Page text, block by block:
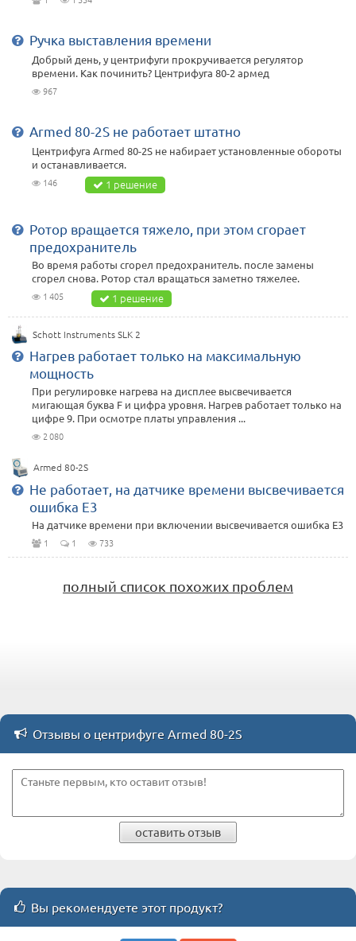
Ручка выставления времени
Добрый день, у центрифуги прокручивается регулятор
времени. Как починить? Центрифуга 80-2 армед
967
Armed 80-2S не работает штатно
Центрифуга Armed 80-2S не набирает установленные обороты
и останавливается.
146 1 решение
Ротор вращается тяжело, при этом сгорает
предохранитель
Во время работы сгорел предохранитель. после замены
сгорел снова. Ротор стал вращаться заметно тяжелее.
1 405 1 решение
Schott Instruments SLK 2
Нагрев работает только на максимальную
мощность
При регулировке нагрева на дисплее высвечивается
мигающая буква F и цифра уровня. Нагрев работает только на
цифре 9. При осмотре платы управления ...
2 080
Armed 80-2S
Не работает, на датчике времени высвечивается
ошибка E3
На датчике времени при включении высвечивается ошибка E3
1 1 733
полный список похожих проблем
Отзывы о центрифуге Armed 80-2S
оставить отзыв
Вы рекомендуете этот продукт?